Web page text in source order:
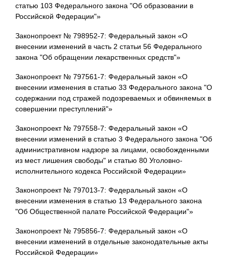
статью 103 Федерального закона "Об образовании в
Российской Федерации"»
Законопроект № 798952-7: Федеральный закон «О
внесении изменений в часть 2 статьи 56 Федерального
закона "Об обращении лекарственных средств"»
Законопроект № 797561-7: Федеральный закон «О
внесении изменения в статью 33 Федерального закона "О
содержании под стражей подозреваемых и обвиняемых в
совершении преступлений"»
Законопроект № 797558-7: Федеральный закон «О
внесении изменений в статью 3 Федерального закона "Об
административном надзоре за лицами, освобожденными
из мест лишения свободы" и статью 80 Уголовно-
исполнительного кодекса Российской Федерации»
Законопроект № 797013-7: Федеральный закон «О
внесении изменения в статью 13 Федерального закона
"Об Общественной палате Российской Федерации"»
Законопроект № 795856-7: Федеральный закон «О
внесении изменений в отдельные законодательные акты
Российской Федерации»